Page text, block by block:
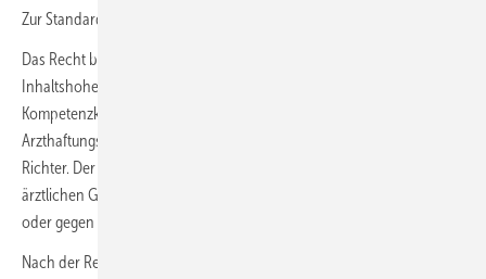
Zur Standardermittlung wird festgestellt:
Das Recht behält die Definitionshoheit über seinen Standard, die
Inhaltshoheit liegt hingegen bei der Medizin. Dieser
Kompetenzkonflikt zwischen Medizin und Recht spiegelt sich im
Arzthaftungsprozess in der Rollenverteilung von Gutachter und
Richter. Der Richter hat den Medizinischen Standard mithilfe eines
ärztlichen Gutachters zu ermitteln und darf ihn nicht ohne Gutachten
oder gegen den Sachverständigen feststellen.
Nach der Rechtsprechung gibt der Standard Auskunft darüber,